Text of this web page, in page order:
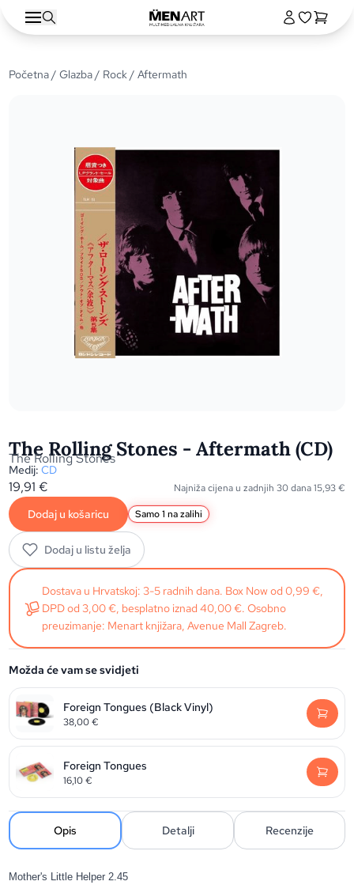
Početna/Glazba/ Rock/ Aftermath
The Rolling Stones - Aftermath (CD)
The Rolling Stones
Medij: CD
19,91€ Najniža cijena u zadnjih 30 dana15,93€
Dodaj u košaricu Samo 1 na zalihi
Dodaj u listu želja
Dostava u Hrvatskoj: 3-5 radnih dana. Box Now od 0,99 €,
DPD od 3,00 €, besplatno iznad 40,00 €. Osobno
preuzimanje: Menart knjižara, Avenue Mall Zagreb.
Možda će vam se svidjeti
Foreign Tongues (Black Vinyl)
38,00€
Foreign Tongues
16,10€
Opis Detalji Recenzije
Mother's Little Helper 2.45